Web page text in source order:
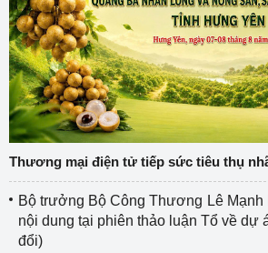
Thương mại điện tử tiếp sức tiêu thụ
Bộ trưởng Bộ Công Thương Lê Mạnh
nội dung tại phiên thảo luận Tổ về dự
đổi)